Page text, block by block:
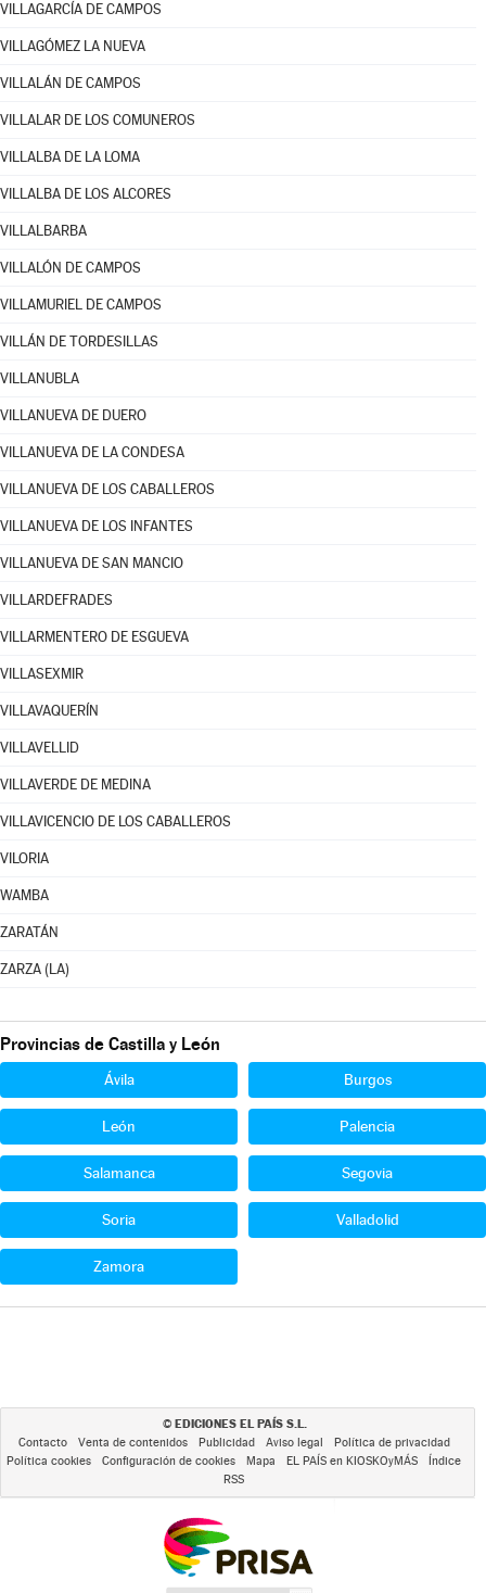
VILLAGARCÍA DE CAMPOS
VILLAGÓMEZ LA NUEVA
VILLALÁN DE CAMPOS
VILLALAR DE LOS COMUNEROS
VILLALBA DE LA LOMA
VILLALBA DE LOS ALCORES
VILLALBARBA
VILLALÓN DE CAMPOS
VILLAMURIEL DE CAMPOS
VILLÁN DE TORDESILLAS
VILLANUBLA
VILLANUEVA DE DUERO
VILLANUEVA DE LA CONDESA
VILLANUEVA DE LOS CABALLEROS
VILLANUEVA DE LOS INFANTES
VILLANUEVA DE SAN MANCIO
VILLARDEFRADES
VILLARMENTERO DE ESGUEVA
VILLASEXMIR
VILLAVAQUERÍN
VILLAVELLID
VILLAVERDE DE MEDINA
VILLAVICENCIO DE LOS CABALLEROS
VILORIA
WAMBA
ZARATÁN
ZARZA (LA)
Provincias de Castilla y León
Ávila Burgos
León Palencia
Salamanca Segovia
Soria Valladolid
Zamora
© EDICIONES EL PAÍS S.L.
Contacto Venta de contenidos Publicidad Aviso legal
Política de privacidad
Política cookies
Configuración de cookies Mapa EL PAÍS en KIOSKOyMÁS
Índice
RSS